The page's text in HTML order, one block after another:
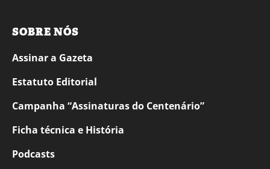
SOBRE NÓS
Assinar a Gazeta
Estatuto Editorial
Campanha “Assinaturas do Centenário”
Ficha técnica e História
Podcasts